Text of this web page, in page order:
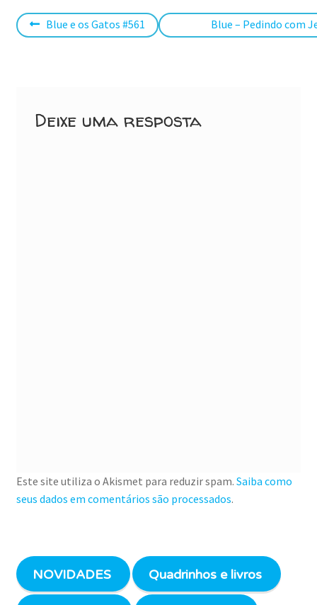
Navegação
Post
Blue e os Gatos #561
Próximo
Blue – Pedindo com
Deixe uma resposta
Este site utiliza o Akismet para reduzir spam. Saiba como
seus dados em comentários são processados.
NOVIDADES Quadrinhos e livros